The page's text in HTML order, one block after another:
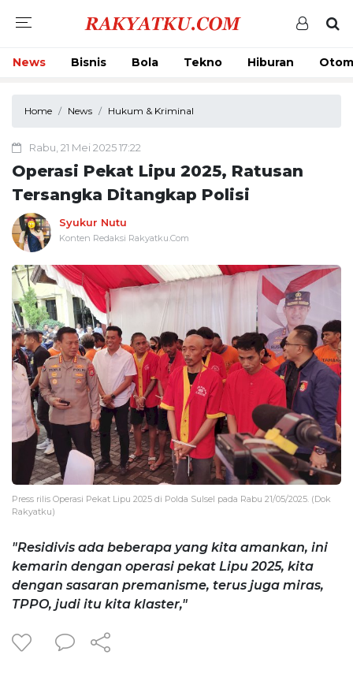
News Bisnis Bola Tekno Hiburan
Home News Hukum & Kriminal
Rabu, 21 Mei 2025 17:22
Operasi Pekat Lipu 2025, Ratusan
Tersangka Ditangkap Polisi
Syukur Nutu
Konten Redaksi Rakyatku.Com
Press rilis Operasi Pekat Lipu 2025 di Polda Sulsel pada Rabu 21/05/2025. (Dok
Rakyatku)
"Residivis ada beberapa yang kita amankan, ini
kemarin dengan operasi pekat Lipu 2025, kita
dengan sasaran premanisme, terus juga miras,
TPPO, judi itu kita klaster,"